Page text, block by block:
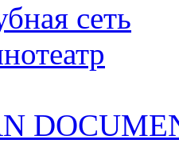
сеть